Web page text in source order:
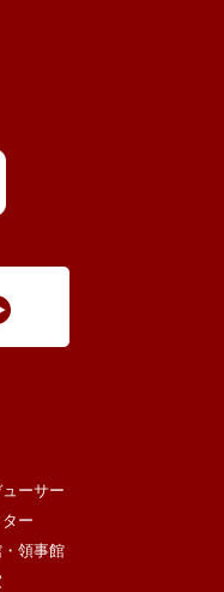
ーサー
ー
領事館